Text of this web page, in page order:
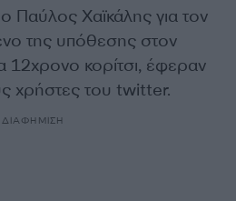
Παύλος Χαϊκάλης για τον
της υπόθεσης στον
κορίτσι, έφεραν
χρήστες του twitter.
ΔΙΑΦΗΜΙΣΗ